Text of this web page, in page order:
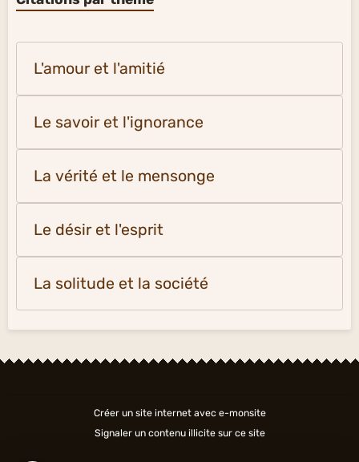
L'amour et l'amitié
Le savoir et l'ignorance
La vérité et le mensonge
Le désir et l'esprit
La solitude et la société
Créer un site internet avec e-monsite
Signaler un contenu illicite sur ce site